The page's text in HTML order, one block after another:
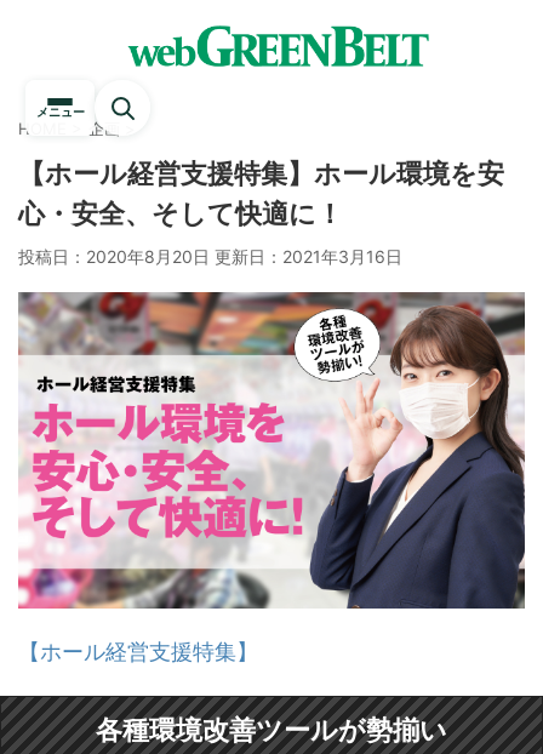
メニュー
HOME 企画
【ホール経営支援特集】ホール環境を安
心・安全、そして快適に！
投稿日：2020年8月20日 更新日： 2021年3月16日
【ホール経営支援特集】
各種環境改善ツールが勢揃い